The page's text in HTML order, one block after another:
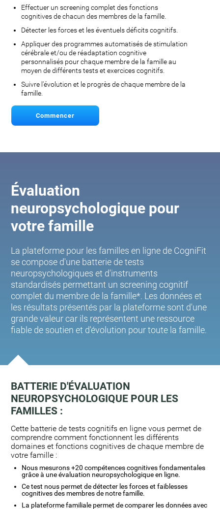
Effectuer un screening complet des fonctions
cognitives de chacun des membres de la famille.
Détecter les forces et les éventuels déficits cognitifs.
Appliquer des programmes automatisés de stimulation
cérébrale et/ou de réadaptation cognitive
personnalisés pour chaque membre de la famille au
moyen de différents tests et exercices cognitifs.
Suivre l'évolution et le progrès de chaque membre de la
famille.
Commencer
Évaluation
neuropsychologique pour
votre famille
La plateforme pour les familles en ligne de CogniFit
se compose d'une batterie de tests
neuropsychologiques et d'instruments
standardisés permettant un screening cognitif
complet du membre de la famille*. Les données et
les résultats présentés par la plateforme sont d'une
grande valeur car ils représentent une ressource
fiable de soutien et d'évolution pour toute la famille.
BATTERIE D'ÉVALUATION
NEUROPSYCHOLOGIQUE POUR LES
FAMILLES :
Cette batterie de tests cognitifs en ligne vous permet de
comprendre comment fonctionnent les différents
domaines et fonctions cognitives de chaque membre de
votre famille :
Nous mesurons +20 compétences cognitives fondamentales
grâce à une évaluation neuropsychologique en ligne.
Ce test nous permet de détecter les forces et faiblesses
cognitives des membres de notre famille.
La plateforme familiale permet de comparer les données avec